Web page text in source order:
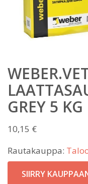
GREY 5 KG
10,15 €
Rautakauppa:
SIIRRY